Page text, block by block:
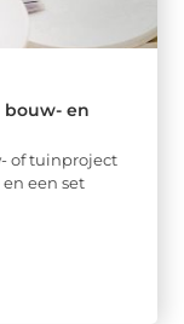
en
of tuinproject
een set